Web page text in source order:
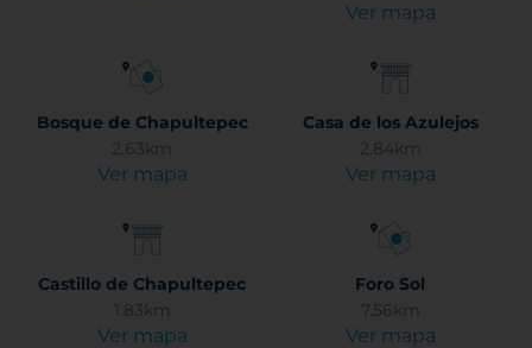
Ver mapa
Bosque de Chapultepec
2.63km
Ver mapa
Casa de los Azulejos
2.84km
Ver mapa
Castillo de Chapultepec
1.83km
Ver mapa
Foro Sol
7.56km
Ver mapa